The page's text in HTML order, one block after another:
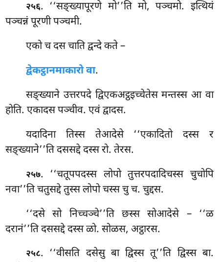
२५६. ‘‘सङ्ख्यापूरणे मो’’ति मो, पञ्चमो. इत्थियं
पञ्चन्नं पूरणी पञ्चमी.
एको च दस चाति द्वन्दे कते –
द्वेकट्ठानमाकारो वा.
सङ्ख्याने उत्तरपदे द्विएकअट्ठइच्चेतेस मन्तस्स आ वा
होति. एकादस पञ्चीव. एवं द्वादस.
यदादिना तिस्स तेआदेसे ‘‘एकादितो दस्स र
सङ्ख्याने’’ति दससद्दे दस्स रो. तेरस.
२५७. ‘‘चतूपपदस्स लोपो तुत्तरपदादिचस्स चुचोपि
नवा’’ति चतुसद्दे तुस्स लोपो चस्स चु च. चुद्दस.
‘‘दसे सो निच्चञ्चे’’ति छस्स सोआदेसे – ‘‘ळ
दरानं’’ति दससद्दे दस्स ळो. सोळस, अट्ठारस.
२५८. ‘‘वीसति दसेसु बा द्विस्स तू’’ति द्विस्स बा.